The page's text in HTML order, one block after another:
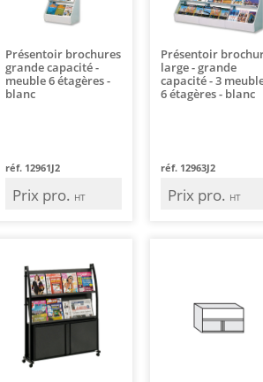
Présentoir brochures
grande capacité -
meuble 6 étagères -
blanc
réf. 12961J2
Prix pro. HT
Présentoir
large - grande
capacité - 3
6 étagères - blanc
réf. 12963J2
Prix pro. HT